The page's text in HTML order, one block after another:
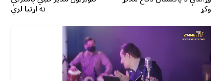
ته اړتیا لري وکړ